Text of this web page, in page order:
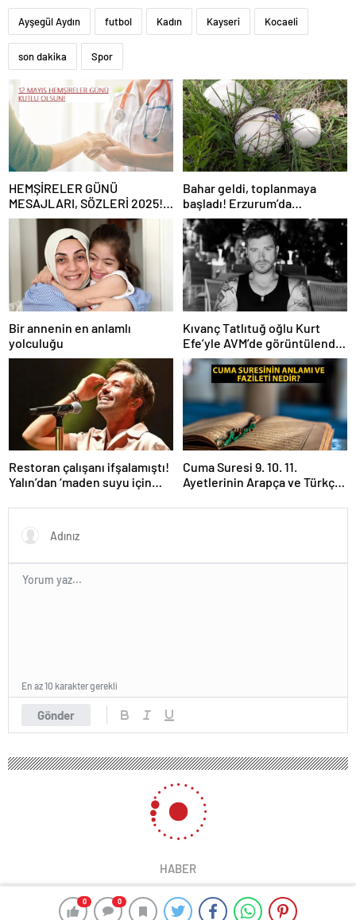
0 0
Ayşegül Aydın futbol Kadın Kayseri Kocaeli
son dakika Spor
HEMŞİRELER GÜNÜ
MESAJLARI, SÖZLERİ 2025!
Sevgiliye, arkadaşa, eşe
anlamlı, resimli Hemşireler
Günü ile ilgili sözler…
Bahar geldi, toplanmaya
başladı! Erzurum’da
vatandaşlara zehirli mantar
uyarısı: Ölümcül olabilir
Bir annenin en anlamlı
yolculuğu
Kıvanç Tatlıtuğ oğlu Kurt
Efe’yle AVM’de görüntülendi!
“Birlikte geçirdiğimi her an..”
Restoran çalışanı ifşalamıştı!
Yalın’dan ‘maden suyu için
geldi: Eğer istemeden birini
kırmışsam…
Cuma Suresi 9. 10. 11.
Ayetlerinin Arapça ve Türkçe
Suresinin Anlamı ve Fazileti
Gönder
En az 10 karakter gerekli
HABER